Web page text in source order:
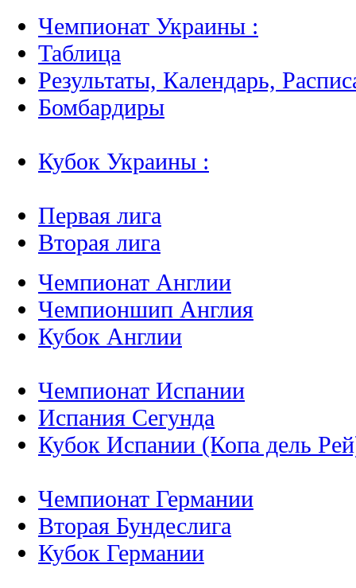
Чемпионат Украины :
Таблица
Результаты, Календарь,
Бомбардиры
Кубок Украины :
Первая лига
Вторая лига
Чемпионат Англии
Чемпионшип Англия
Кубок Англии
Чемпионат Испании
Испания Сегунда
Кубок Испании (Копа дель
Чемпионат Германии
Вторая Бундеслига
Кубок Германии